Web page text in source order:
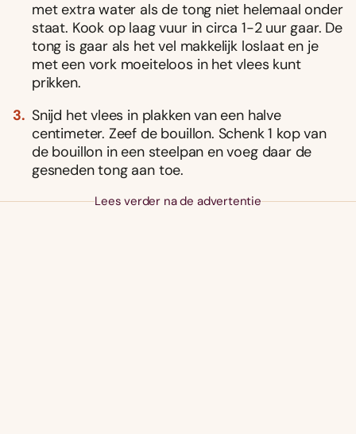
met extra water als de tong niet helemaal onder
staat. Kook op laag vuur in circa 1-2 uur gaar. De
tong is gaar als het vel makkelijk loslaat en je
met een vork moeiteloos in het vlees kunt
prikken.
Snijd het vlees in plakken van een halve
centimeter. Zeef de bouillon. Schenk 1 kop van
de bouillon in een steelpan en voeg daar de
gesneden tong aan toe.
Lees verder na de advertentie